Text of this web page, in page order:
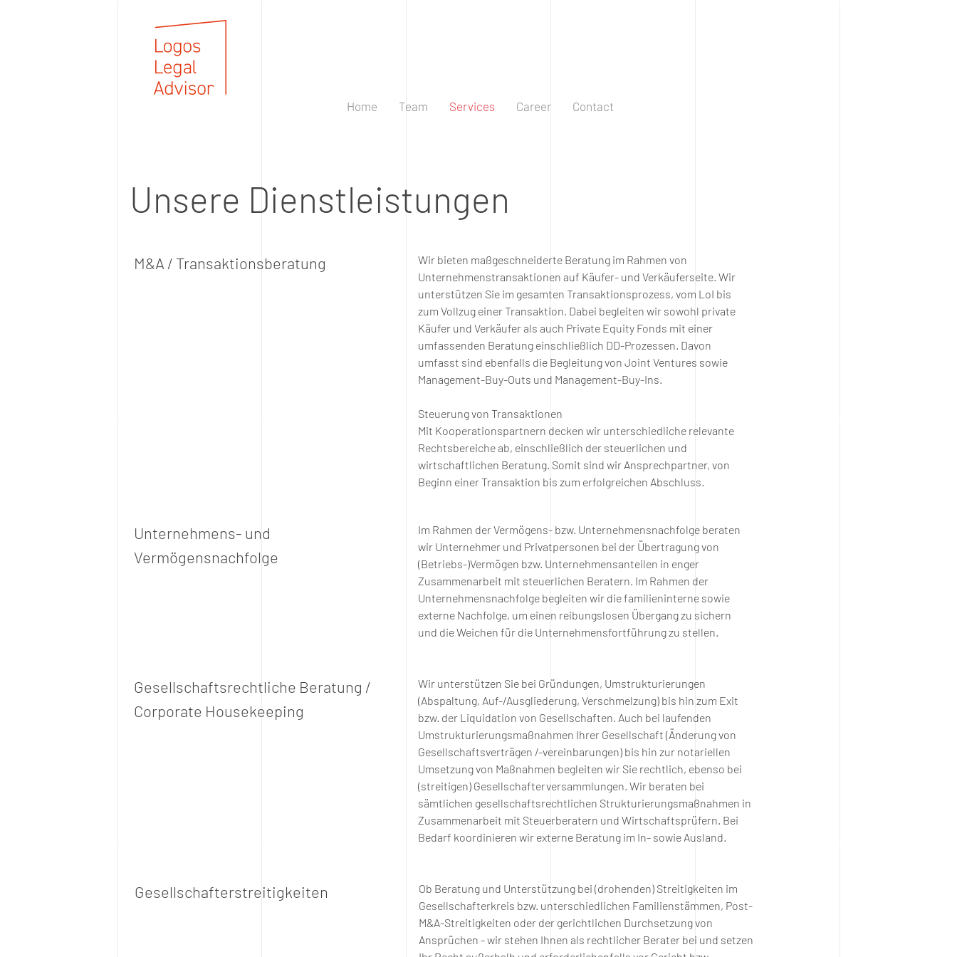
Home Team Services Career Contact
Unsere Dienstleistungen
M&A / Transaktionsberatung
Wir bieten maßgeschneiderte Beratung im Rahmen von
Unternehmenstransaktionen auf Käufer- und Verkäuferseite. Wir
unterstützen Sie im gesamten Transaktionsprozess, vom LoI bis
zum Vollzug einer Transaktion. Dabei begleiten wir sowohl private
Käufer und Verkäufer als auch Private Equity Fonds mit einer
umfassenden Beratung einschließlich DD-Prozessen. Davon
umfasst sind ebenfalls die Begleitung von Joint Ventures sowie
Management-Buy-Outs und Management-Buy-Ins.
Steuerung von Transaktionen
Mit Kooperationspartnern decken wir unterschiedliche relevante
Rechtsbereiche ab, einschließlich der steuerlichen und
wirtschaftlichen Beratung. Somit sind wir Ansprechpartner, von
Beginn einer Transaktion bis zum erfolgreichen Abschluss.
Unternehmens- und
Vermögensnachfolge
Im Rahmen der Vermögens- bzw. Unternehmensnachfolge beraten
wir Unternehmer und Privatpersonen bei der Übertragung von
(Betriebs-)Vermögen bzw. Unternehmensanteilen in enger
Zusammenarbeit mit steuerlichen Beratern. Im Rahmen der
Unternehmensnachfolge begleiten wir die familieninterne sowie
externe Nachfolge, um einen reibungslosen Übergang zu sichern
und die Weichen für die Unternehmensfortführung zu stellen.
Gesellschaftsrechtliche Beratung /
Corporate Housekeeping
Wir unterstützen Sie bei Gründungen, Umstrukturierungen
(Abspaltung, Auf-/Ausgliederung, Verschmelzung) bis hin zum Exit
bzw. der Liquidation von Gesellschaften. Auch bei laufenden
Umstrukturierungsmaßnahmen Ihrer Gesellschaft (Änderung von
Gesellschaftsverträgen /-vereinbarungen) bis hin zur notariellen
Umsetzung von Maßnahmen begleiten wir Sie rechtlich, ebenso bei
(streitigen) Gesellschafterversammlungen. Wir beraten bei
sämtlichen gesellschaftsrechtlichen Strukturierungsmaßnahmen in
Zusammenarbeit mit Steuerberatern und Wirtschaftsprüfern. Bei
Bedarf koordinieren wir externe Beratung im In- sowie Ausland.
Gesellschafterstreitigkeiten Ob Beratung und Unterstützung bei (drohenden) Streitigkeiten im
Gesellschafterkreis bzw. unterschiedlichen Familienstämmen, Post-
M&A-Streitigkeiten oder der gerichtlichen Durchsetzung von
Ansprüchen - wir stehen Ihnen als rechtlicher Berater bei und setzen